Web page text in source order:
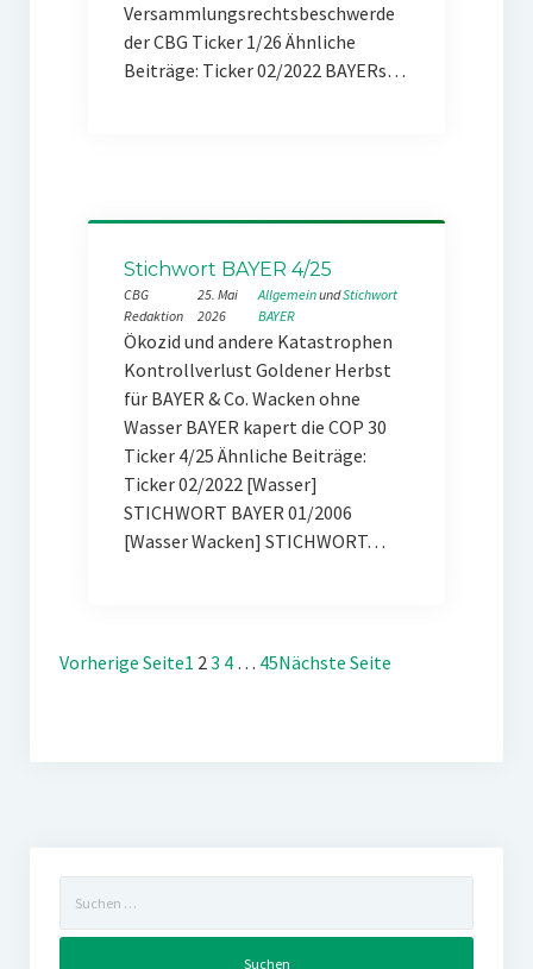
Versammlungsrechtsbeschwerde
der CBG Ticker 1/26 Ähnliche
Beiträge: Ticker 02/2022 BAYERs…
Stichwort BAYER 4/25
CBG
Redaktion
25. Mai
2026
Allgemein und Stichwort
BAYER
Ökozid und andere Katastrophen
Kontrollverlust Goldener Herbst
für BAYER & Co. Wacken ohne
Wasser BAYER kapert die COP 30
Ticker 4/25 Ähnliche Beiträge:
Ticker 02/2022 [Wasser]
STICHWORT BAYER 01/2006
[Wasser Wacken] STICHWORT…
Vorherige Seite1 23 4 … 45Nächste Seite
nach: